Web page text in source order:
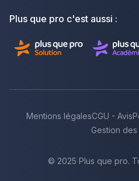
Plus que pro c'est aussi :
Mentions légalesCGU - Avis
Gestion
© 2025 Plus que pro.